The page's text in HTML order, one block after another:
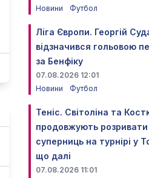
Новини
Футбол
Ліга Європи. Георгій
відзначився гольовою
за Бенфіку
07.08.2026 12:01
Новини
Футбол
Теніс. Світоліна та
продовжують розривати
суперниць на турнірі у
що далі
07.08.2026 11:01